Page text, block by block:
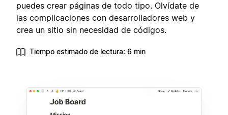
puedes crear páginas de todo tipo. Olvídate de
las complicaciones con desarrolladores web y
crea un sitio sin necesidad de códigos.
Tiempo estimado de lectura: 6 min